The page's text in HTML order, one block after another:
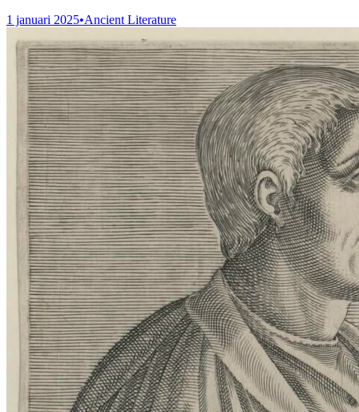
1 januari 2025•Ancient Literature